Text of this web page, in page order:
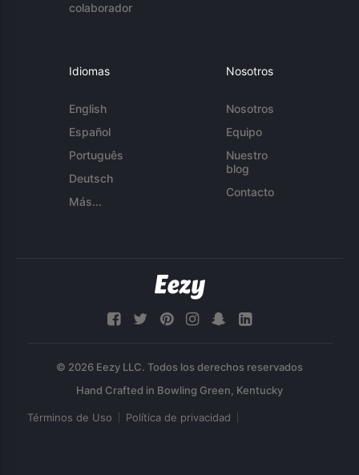
colaborador
Idiomas
English
Español
Português
Deutsch
Más...
Nosotros
Nosotros
Equipo
Nuestro
blog
Contacto
© 2026 Eezy LLC. Todos los derechos reservados
Términos de Uso Política de privacidad